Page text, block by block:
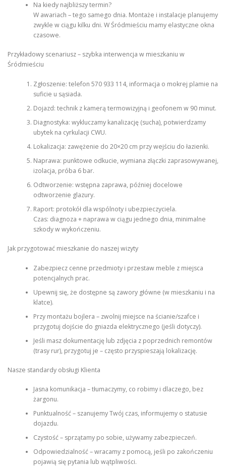
Na kiedy najbliższy termin?
W awariach – tego samego dnia. Montaże i instalacje planujemy
zwykle w ciągu kilku dni. W Śródmieściu mamy elastyczne okna
czasowe.
Przykładowy scenariusz – szybka interwencja w mieszkaniu w
Śródmieściu
Zgłoszenie: telefon 570 933 114, informacja o mokrej plamie na
suficie u sąsiada.
Dojazd: technik z kamerą termowizyjną i geofonem w 90 minut.
Diagnostyka: wykluczamy kanalizację (sucha), potwierdzamy
ubytek na cyrkulacji CWU.
Lokalizacja: zawężenie do 20×20 cm przy wejściu do łazienki.
Naprawa: punktowe odkucie, wymiana złączki zaprasowywanej,
izolacja, próba 6 bar.
Odtworzenie: wstępna zaprawa, później docelowe
odtworzenie glazury.
Raport: protokół dla wspólnoty i ubezpieczyciela.
Czas: diagnoza + naprawa w ciągu jednego dnia, minimalne
szkody w wykończeniu.
Jak przygotować mieszkanie do naszej wizyty
Zabezpiecz cenne przedmioty i przestaw meble z miejsca
potencjalnych prac.
Upewnij się, że dostępne są zawory główne (w mieszkaniu i na
klatce).
Przy montażu bojlera – zwolnij miejsce na ścianie/szafce i
przygotuj dojście do gniazda elektrycznego (jeśli dotyczy).
Jeśli masz dokumentację lub zdjęcia z poprzednich remontów
(trasy rur), przygotuj je – często przyspieszają lokalizację.
Nasze standardy obsługi Klienta
Jasna komunikacja – tłumaczymy, co robimy i dlaczego, bez
żargonu.
Punktualność – szanujemy Twój czas, informujemy o statusie
dojazdu.
Czystość – sprzątamy po sobie, używamy zabezpieczeń.
Odpowiedzialność – wracamy z pomocą, jeśli po zakończeniu
pojawią się pytania lub wątpliwości.